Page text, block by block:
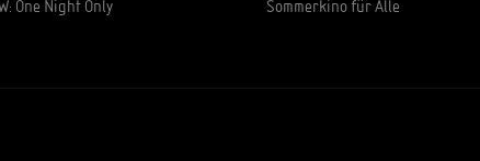
One Night Only Sommerkino für Alle